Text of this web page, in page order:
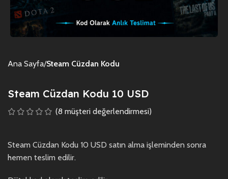
Ana Sayfa Steam Cüzdan Kodu
Steam Cüzdan Kodu 10 USD
(8 müşteri değerlendirmesi)
Steam Cüzdan Kodu 10 USD satın alma işleminden sonra
hemen teslim edilir.